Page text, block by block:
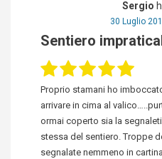
Sergio
30 Luglio
Sentiero
Proprio stamani ho
arrivare in cima al
ormai coperto sia la
stessa del sentiero. Troppe
segnalate nemmeno in